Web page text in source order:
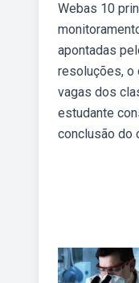
Webas 10
apontadas
resoluções, o
vagas dos
estudante
conclusão do